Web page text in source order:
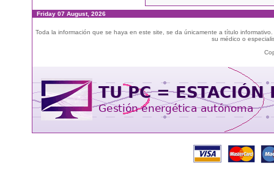
Friday 07 August, 2026
Toda la información que se haya en este site, se da únicamente a título
su médico o